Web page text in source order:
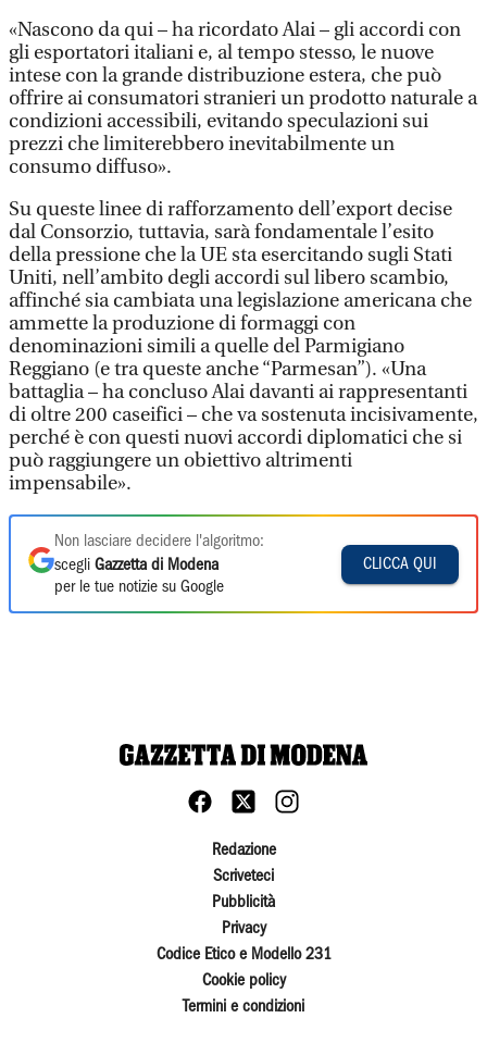
«Nascono da qui – ha ricordato Alai – gli accordi con
gli esportatori italiani e, al tempo stesso, le nuove
intese con la grande distribuzione estera, che può
offrire ai consumatori stranieri un prodotto naturale a
condizioni accessibili, evitando speculazioni sui
prezzi che limiterebbero inevitabilmente un
consumo diffuso».
Su queste linee di rafforzamento dell’export decise
dal Consorzio, tuttavia, sarà fondamentale l’esito
della pressione che la UE sta esercitando sugli Stati
Uniti, nell’ambito degli accordi sul libero scambio,
affinché sia cambiata una legislazione americana che
ammette la produzione di formaggi con
denominazioni simili a quelle del Parmigiano
Reggiano (e tra queste anche “Parmesan”). «Una
battaglia – ha concluso Alai davanti ai rappresentanti
di oltre 200 caseifici – che va sostenuta incisivamente,
perché è con questi nuovi accordi diplomatici che si
può raggiungere un obiettivo altrimenti
impensabile».
Non lasciare decidere l'algoritmo:
scegli Gazzetta di Modena
per le tue notizie su Google
CLICCA QUI
Redazione
Scriveteci
Pubblicità
Privacy
Codice Etico e Modello 231
Cookie policy
Termini e condizioni